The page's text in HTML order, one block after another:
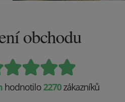
obchodu
hodnotilo 2270zákazníků